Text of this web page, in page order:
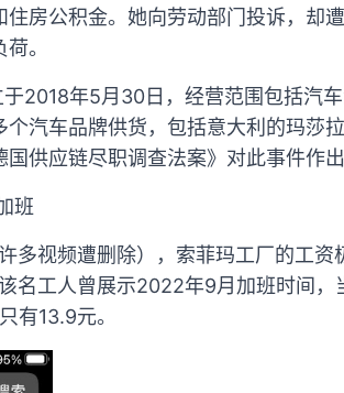
房公积金。她向劳动部门投诉，却
。
2018年5月30日，经营范围包括汽
汽车品牌供货，包括意大利的玛莎
供应链尽职调查法案》对此事件作出
班
多视频遭删除），索菲玛工厂的工资
名工人曾展示2022年9月加班时间
有13.9元。